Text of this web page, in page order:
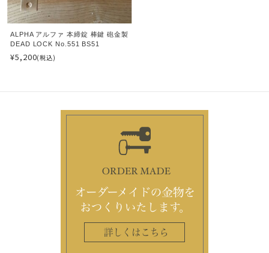
ALPHA アルファ 本締錠 棒鍵 砲金製
DEAD LOCK No.551 BS51
¥5,200(税込)